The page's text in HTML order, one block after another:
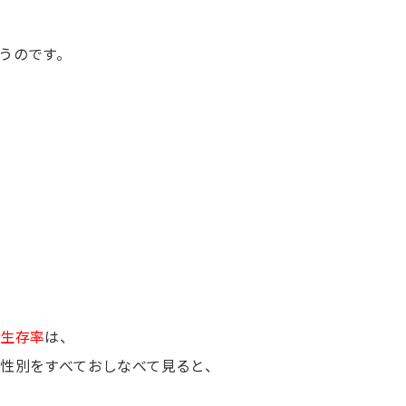
です。
存率は、
をすべておしなべて見ると、